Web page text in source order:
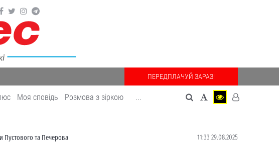
ПЕРЕДПЛАЧУЙ ЗАРАЗ!
Моя сповідь Розмова з зіркою ...
Пустового та Печерова 11:33 29.08.2025